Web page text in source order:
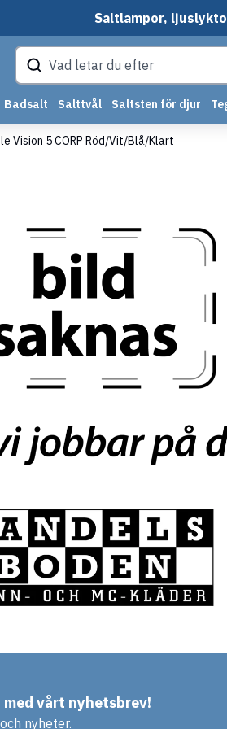
Saltlampor,
Badsalt Salttvål Saltsten för djur
Vision 5 CORP Röd/Vit/Blå/Klart
vårt nyhetsbrev!
nyheter.